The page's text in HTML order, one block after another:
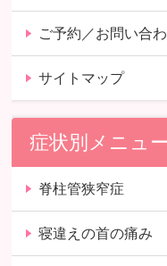
ご予約／お問い合
サイトマップ
症状別メニュー
脊柱管狭窄症
寝違えの首の痛み